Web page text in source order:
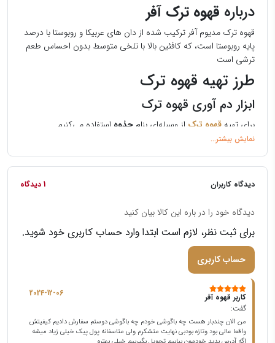
درباره قهوه ترک آفر
قهوه ترک مدیوم آفر ترکیب شده از دان های عربیکا و روبوستا با درصد
پایه روبوستا است، که کافئین بالا با تلخی متوسط بدون احساس طعم
ترشی است
طرز تهیه قهوه ترک
ابزار دم آوری قهوه ترک
برای تهیه قهوه‌ ترک از وسیله‌ای بنام جذوه استفاده می‌کنیم.
جذوهاز نظر ظاهری شبیه به شیرجوش است با این ویژگی که باید قطر
کمتر باشد تا قهوه بهتر دم بکشد.
نسبت آب و قهوه
دیدگاه کاربران 1 دیدگاه
دیدگاه خود را در باره این کالا بیان کنید
برای ثبت نظر، لازم است ابتدا وارد حساب کاربری خود شوید.
حساب کاربری
کاربر قهوه آفر
گفت:
2024-12-06
من الان چندبار هست چه باگوشی خودم چه باگوشی دوستم سفارش دادیم کیفیتش
واقعا عالی بود وتازه بودبی نهایت متشکرم ولی متاسفانه پول پیک خیلی زیاد میشه